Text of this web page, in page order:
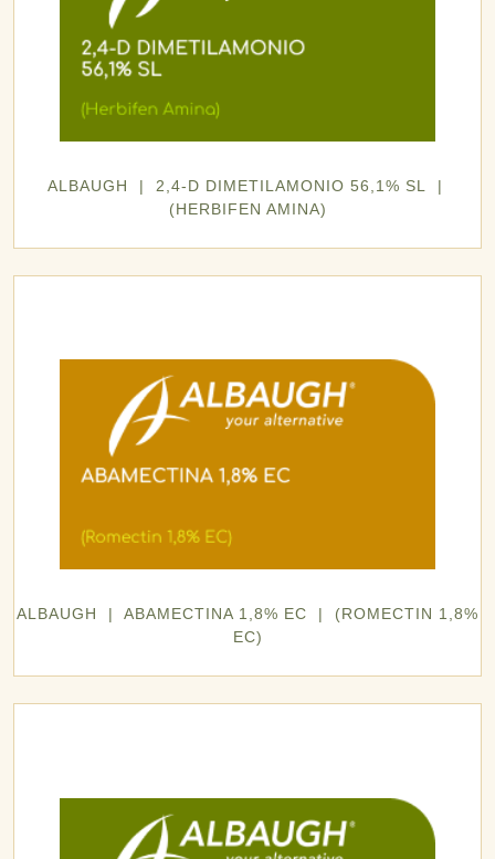
ALBAUGH | 2,4-D DIMETILAMONIO 56,1% SL |
(HERBIFEN AMINA)
ALBAUGH | ABAMECTINA 1,8% EC | (ROMECTIN 1,8%
EC)